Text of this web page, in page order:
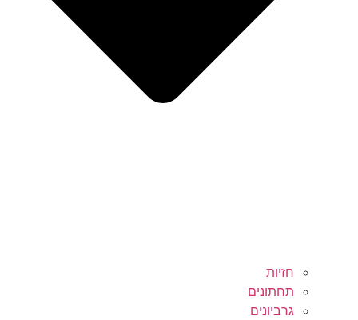
חזיות
תחתונים
גרביונים